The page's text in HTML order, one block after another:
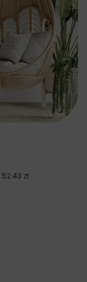
52.43 zł.